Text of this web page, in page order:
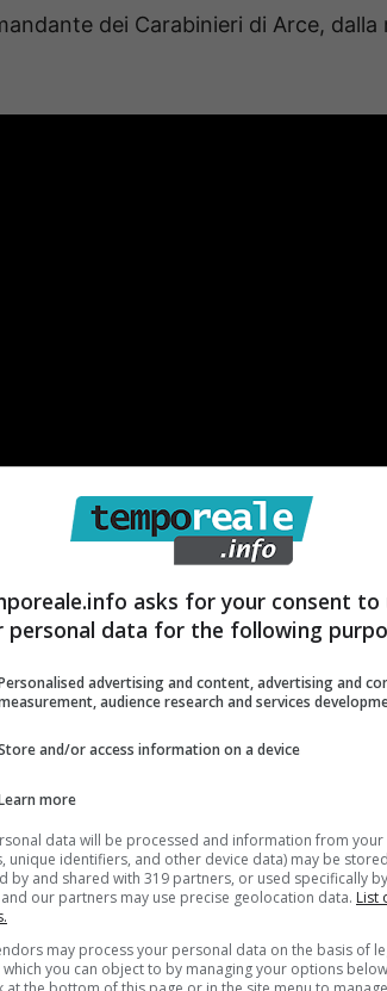
dei Carabinieri di Arce, dalla
della famiglia Mottolaal termine del
Gallinaro la seguente frase
gioia di vivere, e quei pezzi di
di merda
di colleganza. Secondo il
il criminologo Carmelo Lavorino,i
velenosa campagna di
gruppo di persone battezzato dal
asks for your consent to
personal data for the following
advertising and content, advertising and
audience research and services
and/or access information on a device
more
data will be processed and information from your
unique identifiers, and other device data) may be
by and shared with 319 partners, or used specifically
and our partners may use precise geolocation data. List
may process your personal data on the basis of
which you can object to by managing your options